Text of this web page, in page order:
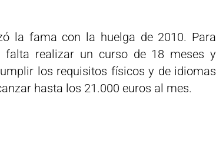
la fama con la huelga de 2010. Para
falta realizar un curso de 18 meses y
los requisitos físicos y de idiomas
hasta los 21.000 euros al mes.